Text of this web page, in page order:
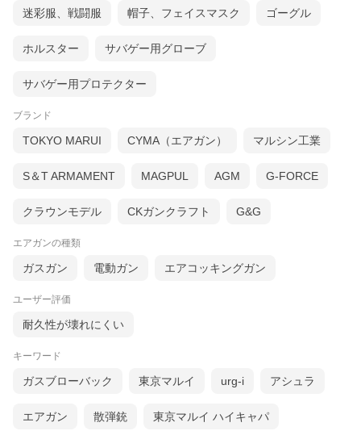
迷彩服、戦闘服 帽子、フェイスマスク ゴーグル
ホルスター サバゲー用グローブ
サバゲー用プロテクター
ブランド
TOKYO MARUI CYMA（エアガン） マルシン工業
S＆T ARMAMENT MAGPUL AGM G-FORCE
クラウンモデル CKガンクラフト G&G
エアガンの種類
ガスガン 電動ガン エアコッキングガン
ユーザー評価
耐久性が壊れにくい
キーワード
ガスブローバック 東京マルイ urg-i アシュラ
エアガン 散弾銃 東京マルイ ハイキャパ